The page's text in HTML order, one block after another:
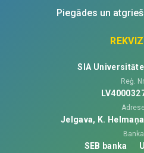
Piegādes un
SIA
Reģ.
Jelgava, K.
Banka
SEB banka